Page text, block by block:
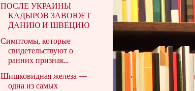
ПОСЛЕ УКРАИНЫ
КАДЫРОВ ЗАВОЮЕТ
ДАНИЮ И ШВЕЦИЮ
Симптомы, которые
свидетельствуют о
ранних признак...
Шишковидная железа —
одна из самых